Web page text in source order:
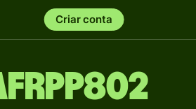
Criar conta